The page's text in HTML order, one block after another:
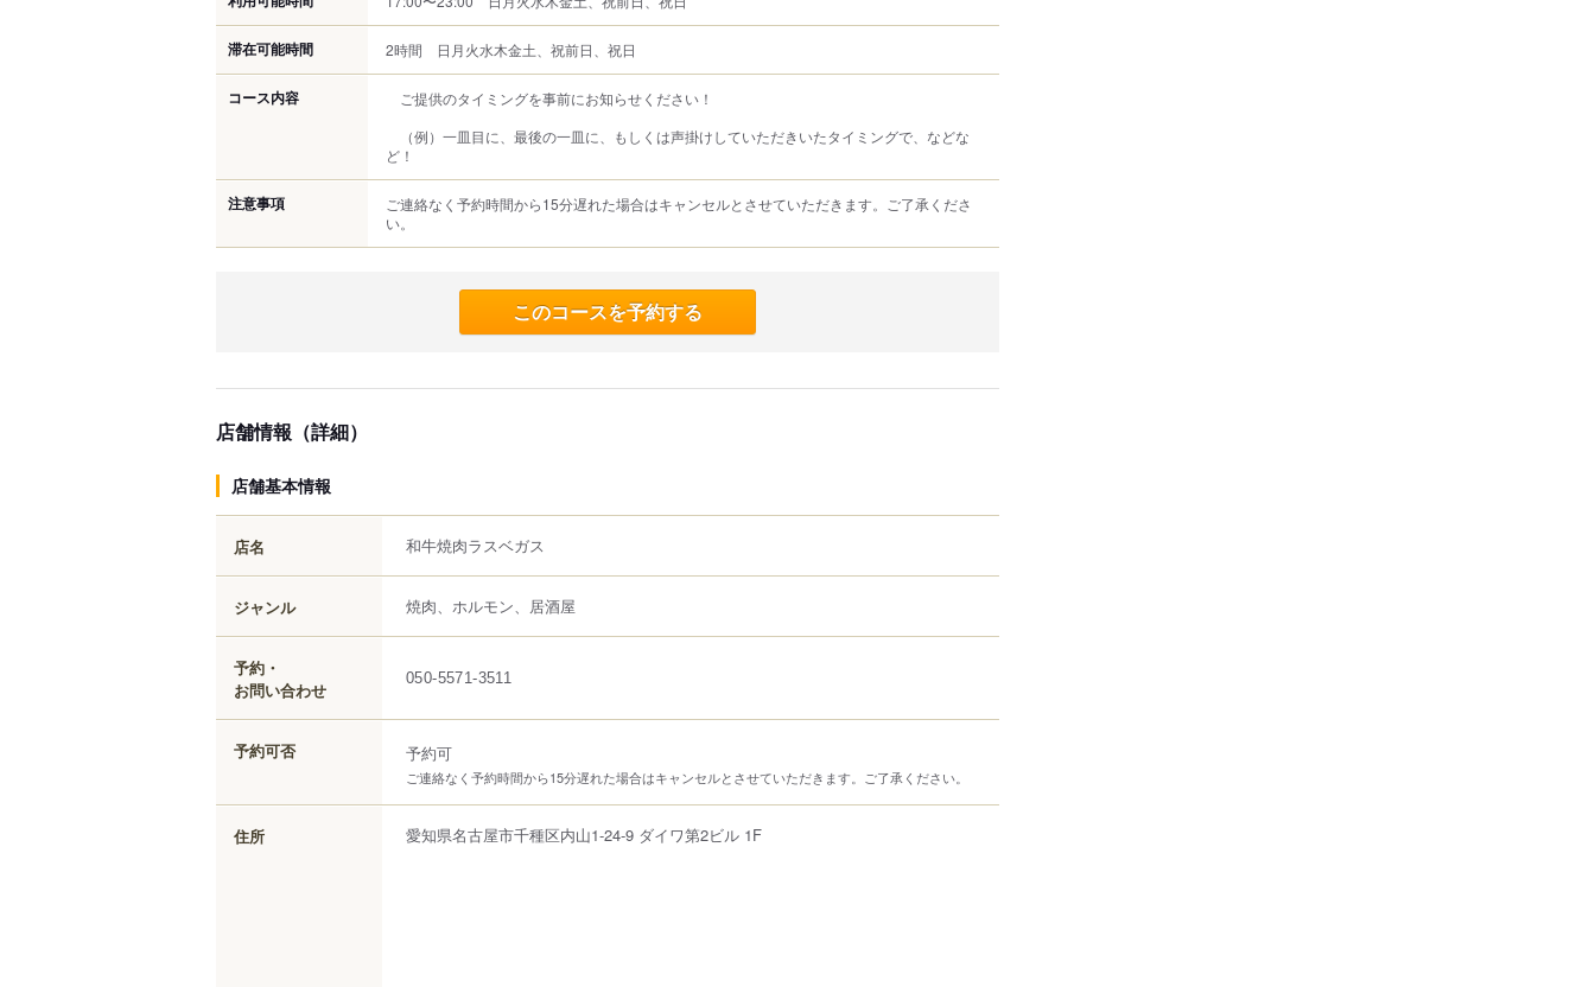
滞在可能時間 2時間 日月火水木金土、祝前日、祝日
コース内容
ご提供のタイミングを事前にお知らせください！
（例）一皿目に、最後の一皿に、もしくは声掛けしていただきいたタイミングで、などな
ど！
注意事項
ご連絡なく予約時間から15分遅れた場合はキャンセルとさせていただきます。ご了承くださ
い。
このコースを予約する
店舗情報（詳細）
店舗基本情報
店名 和牛焼肉ラスベガス
ジャンル 焼肉、ホルモン、居酒屋
予約・
お問い合わせ
050-5571-3511
予約可否 予約可
ご連絡なく予約時間から15分遅れた場合はキャンセルとさせていただきます。ご了承ください。
住所 愛知県名古屋市千種区内山1-24-9 ダイワ第2ビル 1F